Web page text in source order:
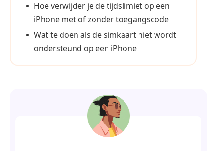
Hoe verwijder je de tijdslimiet op een
iPhone met of zonder toegangscode
Wat te doen als de simkaart niet wordt
ondersteund op een iPhone